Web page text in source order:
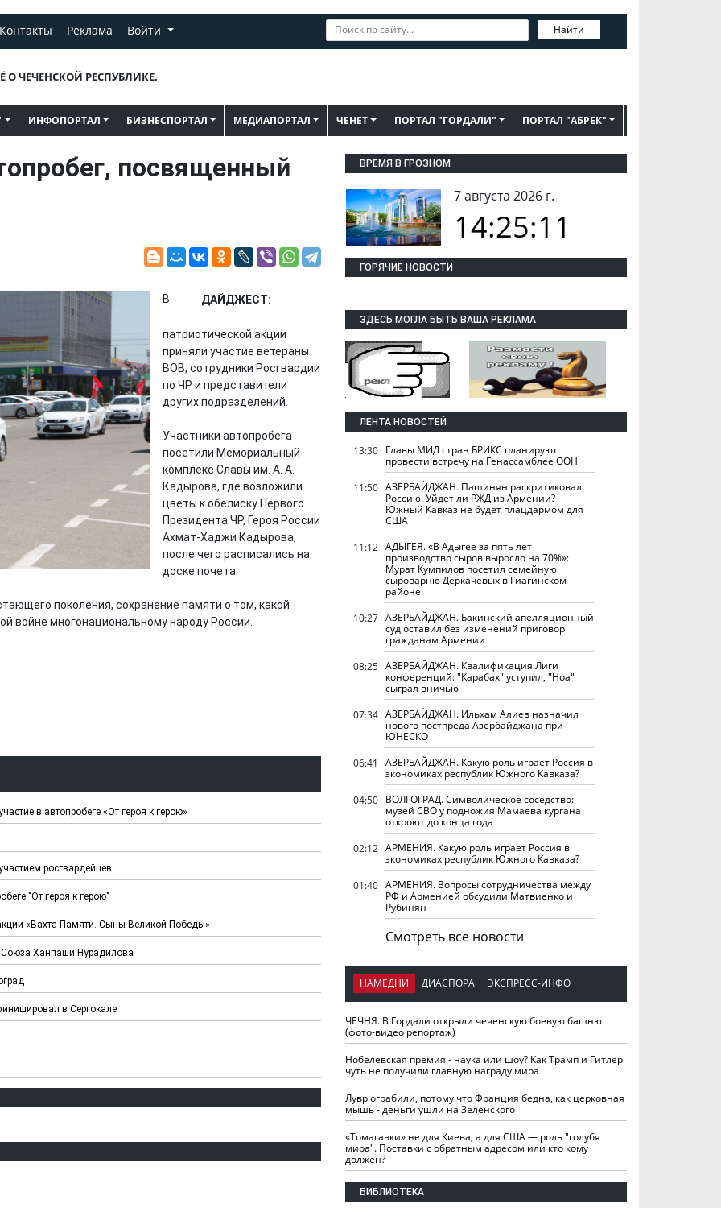
Контакты Реклама Войти Найти
О ЧЕЧЕНСКОЙ РЕСПУБЛИКЕ.
ИНФОПОРТАЛ БИЗНЕСПОРТАЛ МЕДИАПОРТАЛ ЧЕНЕТ ПОРТАЛ "ГОРДАЛИ" ПОРТАЛ "АБРЕК"
посвященный
ДАЙДЖЕСТ:
В
патриотической акции
приняли участие ветераны
ВОВ, сотрудники Росгвардии
по ЧР и представители
других подразделений.
Участники автопробега
посетили Мемориальный
комплекс Славы им. А. А.
Кадырова, где возложили
цветы к обелиску Первого
Президента ЧР, Героя России
Ахмат-Хаджи Кадырова,
после чего расписались на
доске почета.
поколения, сохранение памяти о том, какой
войне многонациональному народу России.
в автопробеге «От героя к герою»
росгвардейцев
"От героя к герою"
«Вахта Памяти. Сыны Великой Победы»
Союза Ханпаши Нурадилова
в Сергокале
ВРЕМЯ В ГРОЗНОМ
7 августа 2026 г.
14:25:11
ГОРЯЧИЕ НОВОСТИ
ЗДЕСЬ МОГЛА БЫТЬ ВАША РЕКЛАМА
ЛЕНТА НОВОСТЕЙ
13:30 Главы МИД стран БРИКС планируют
провести встречу на Генассамблее ООН
11:50 АЗЕРБАЙДЖАН. Пашинян раскритиковал
Россию. Уйдет ли РЖД из Армении?
Южный Кавказ не будет плацдармом для
США
11:12 АДЫГЕЯ. «В Адыгее за пять лет
производство сыров выросло на 70%»:
Мурат Кумпилов посетил семейную
сыроварню Деркачевых в Гиагинском
районе
10:27 АЗЕРБАЙДЖАН. Бакинский апелляционный
суд оставил без изменений приговор
гражданам Армении
08:25 АЗЕРБАЙДЖАН. Квалификация Лиги
конференций: "Карабах" уступил, "Ноа"
сыграл вничью
07:34 АЗЕРБАЙДЖАН. Ильхам Алиев назначил
нового постпреда Азербайджана при
ЮНЕСКО
06:41
АЗЕРБАЙДЖАН. Какую роль играет Россия в
экономиках республик Южного Кавказа?
04:50 ВОЛГОГРАД. Символическое соседство:
музей СВО у подножия Мамаева кургана
откроют до конца года
02:12 АРМЕНИЯ. Какую роль играет Россия в
экономиках республик Южного Кавказа?
01:40 АРМЕНИЯ. Вопросы сотрудничества между
РФ и Арменией обсудили Матвиенко и
Рубинян
Смотреть все новости
НАМЕДНИ ДИАСПОРА ЭКСПРЕСС-ИНФО
ЧЕЧНЯ. В Гордали открыли чеченскую боевую башню
(фото-видео репортаж)
Нобелевская премия - наука или шоу? Как Трамп и Гитлер
чуть не получили главную награду мира
Лувр ограбили, потому что Франция бедна, как церковная
мышь - деньги ушли на Зеленского
«Томагавки» не для Киева, а для США — роль "голубя
мира". Поставки с обратным адресом или кто кому
должен?
БИБЛИОТЕКА